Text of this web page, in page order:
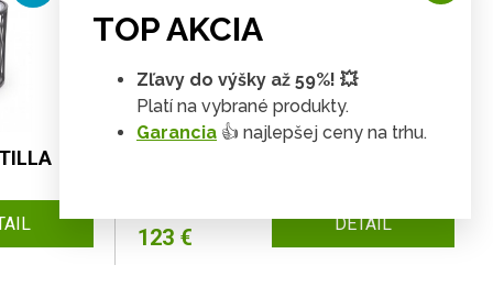
123 € DETAIL
TOP AKCIA
Zľavy do výšky až 59%! 💥
Platí na vybrané produkty.
Garancia 👍 najlepšej ceny na trhu.